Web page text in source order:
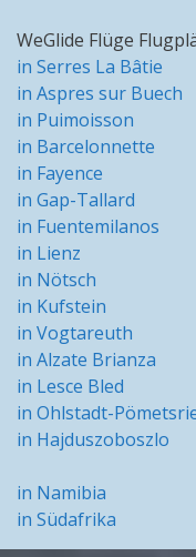
WeGlide Flüge
in Serres La Bâtie
in Aspres sur Buech
in Puimoisson
in Barcelonnette
in Fayence
in Gap-Tallard
in Fuentemilanos
in Lienz
in Nötsch
in Kufstein
in Vogtareuth
in Alzate Brianza
in Lesce Bled
in Ohlstadt-
in Hajduszoboszlo
in Namibia
in Südafrika